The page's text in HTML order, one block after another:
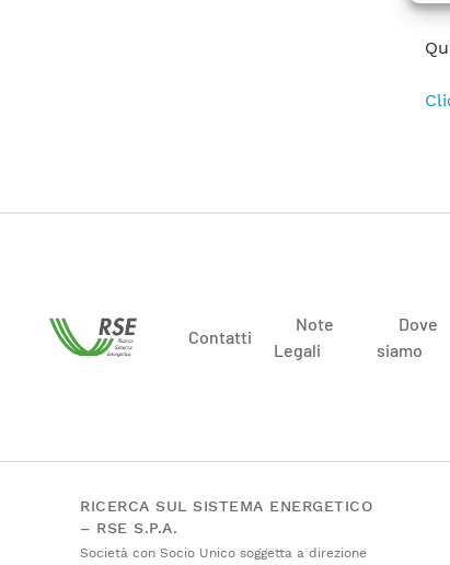
Contatti
Note
Legali
Dove
siamo
RICERCA SUL SISTEMA ENERGETICO
– RSE S.P.A.
Società con Socio Unico soggetta a direzione